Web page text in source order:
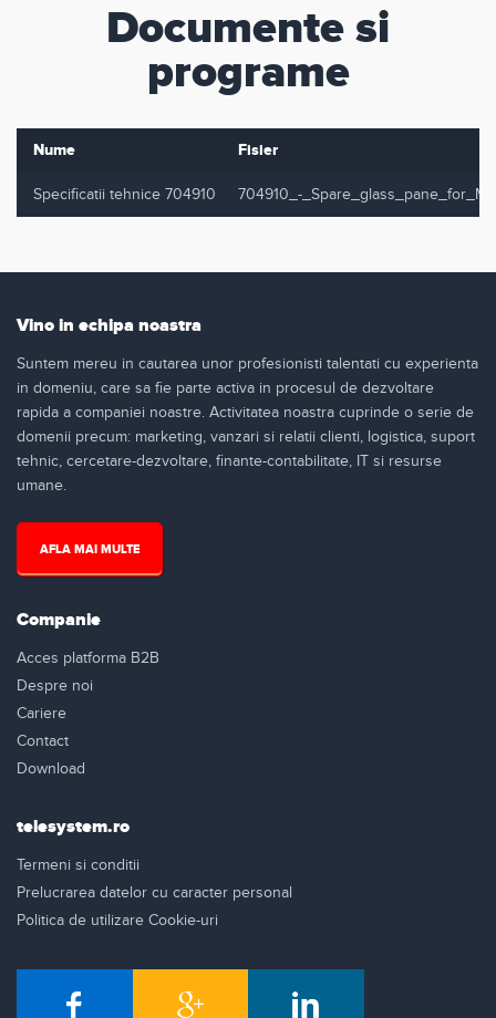
Documente si
programe
Nume Fisier
Specificatii tehnice 704910 704910_-
Vino in echipa noastra
Suntem mereu in cautarea unor profesionisti talentati cu experienta
in domeniu, care sa fie parte activa in procesul de dezvoltare
rapida a companiei noastre. Activitatea noastra cuprinde o serie de
domenii precum: marketing, vanzari si relatii clienti, logistica, suport
tehnic, cercetare-dezvoltare, finante-contabilitate, IT si resurse
umane.
AFLA MAI MULTE
Companie
Acces platforma B2B
Despre noi
Cariere
Contact
Download
telesystem.ro
Termeni si conditii
Prelucrarea datelor cu caracter personal
Politica de utilizare Cookie-uri